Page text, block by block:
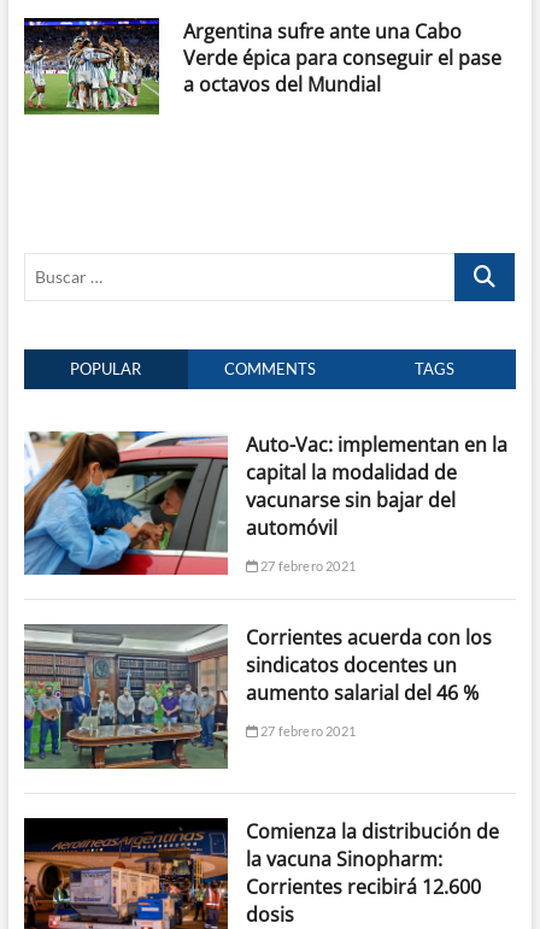
Argentina sufre ante una Cabo
Verde épica para conseguir el pase
a octavos del Mundial
Buscar
POPULAR COMMENTS TAGS
Auto-Vac: implementan en la
capital la modalidad de
vacunarse sin bajar del
automóvil
27 febrero 2021
Corrientes acuerda con los
sindicatos docentes un
aumento salarial del 46 %
27 febrero 2021
Comienza la distribución de
la vacuna Sinopharm:
Corrientes recibirá 12.600
dosis